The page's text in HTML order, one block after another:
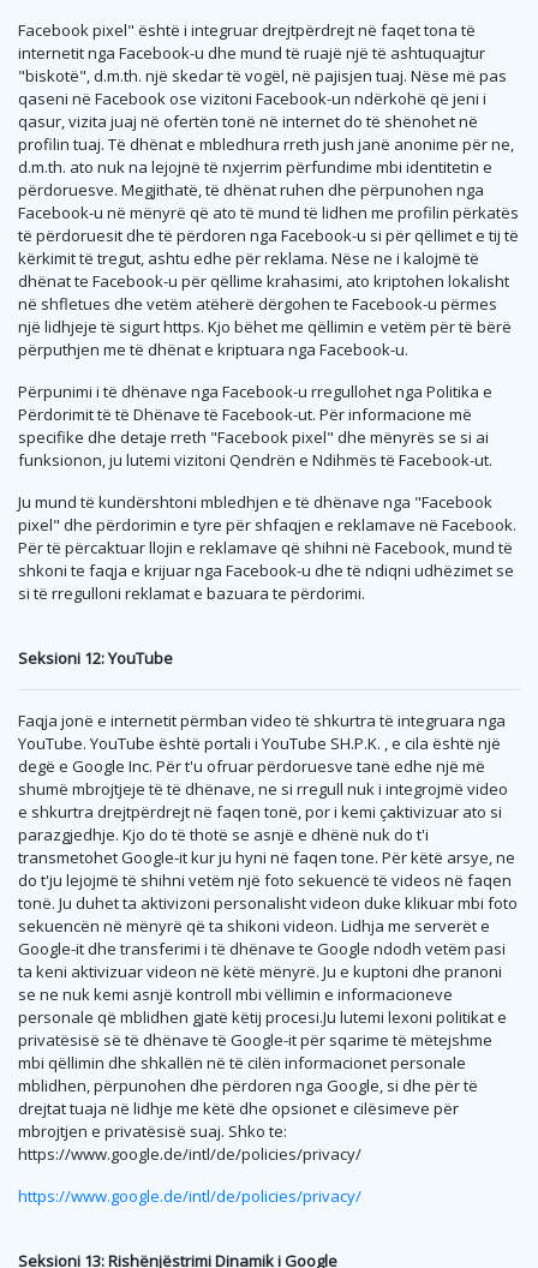
Facebook pixel" është i integruar drejtpërdrejt në faqet tona të
internetit nga Facebook-u dhe mund të ruajë një të ashtuquajtur
"biskotë", d.m.th. një skedar të vogël, në pajisjen tuaj. Nëse më pas
qaseni në Facebook ose vizitoni Facebook-un ndërkohë që jeni i
qasur, vizita juaj në ofertën tonë në internet do të shënohet në
profilin tuaj. Të dhënat e mbledhura rreth jush janë anonime për ne,
d.m.th. ato nuk na lejojnë të nxjerrim përfundime mbi identitetin e
përdoruesve. Megjithatë, të dhënat ruhen dhe përpunohen nga
Facebook-u në mënyrë që ato të mund të lidhen me profilin përkatës
të përdoruesit dhe të përdoren nga Facebook-u si për qëllimet e tij të
kërkimit të tregut, ashtu edhe për reklama. Nëse ne i kalojmë të
dhënat te Facebook-u për qëllime krahasimi, ato kriptohen lokalisht
në shfletues dhe vetëm atëherë dërgohen te Facebook-u përmes
një lidhjeje të sigurt https. Kjo bëhet me qëllimin e vetëm për të bërë
përputhjen me të dhënat e kriptuara nga Facebook-u.
Përpunimi i të dhënave nga Facebook-u rregullohet nga Politika e
Përdorimit të të Dhënave të Facebook-ut. Për informacione më
specifike dhe detaje rreth "Facebook pixel" dhe mënyrës se si ai
funksionon, ju lutemi vizitoni Qendrën e Ndihmës të Facebook-ut.
Ju mund të kundërshtoni mbledhjen e të dhënave nga "Facebook
pixel" dhe përdorimin e tyre për shfaqjen e reklamave në Facebook.
Për të përcaktuar llojin e reklamave që shihni në Facebook, mund të
shkoni te faqja e krijuar nga Facebook-u dhe të ndiqni udhëzimet se
si të rregulloni reklamat e bazuara te përdorimi.
Seksioni 12: YouTube
Faqja jonë e internetit përmban video të shkurtra të integruara nga
YouTube. YouTube është portali i YouTube SH.P.K. , e cila është një
degë e Google Inc. Për t'u ofruar përdoruesve tanë edhe një më
shumë mbrojtjeje të të dhënave, ne si rregull nuk i integrojmë video
e shkurtra drejtpërdrejt në faqen tonë, por i kemi çaktivizuar ato si
parazgjedhje. Kjo do të thotë se asnjë e dhënë nuk do t'i
transmetohet Google-it kur ju hyni në faqen tone. Për këtë arsye, ne
do t'ju lejojmë të shihni vetëm një foto sekuencë të videos në faqen
tonë. Ju duhet ta aktivizoni personalisht videon duke klikuar mbi foto
sekuencën në mënyrë që ta shikoni videon. Lidhja me serverët e
Google-it dhe transferimi i të dhënave te Google ndodh vetëm pasi
ta keni aktivizuar videon në këtë mënyrë. Ju e kuptoni dhe pranoni
se ne nuk kemi asnjë kontroll mbi vëllimin e informacioneve
personale që mblidhen gjatë këtij procesi.Ju lutemi lexoni politikat e
privatësisë së të dhënave të Google-it për sqarime të mëtejshme
mbi qëllimin dhe shkallën në të cilën informacionet personale
mblidhen, përpunohen dhe përdoren nga Google, si dhe për të
drejtat tuaja në lidhje me këtë dhe opsionet e cilësimeve për
mbrojtjen e privatësisë suaj. Shko te:
https://www.google.de/intl/de/policies/privacy/
https://www.google.de/intl/de/policies/privacy/
Seksioni 13: Rishënjëstrimi Dinamik i Google